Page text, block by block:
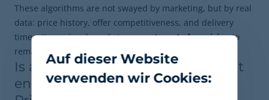
These algorithms are not swayed by marketing, but by real
data: price history, offer competitiveness, and delivery
times. It requires brands to useautomated repricingto
remain relevant.
Is applying an aggressive discount
enough to win the Buy Box on
Auf dieser Website
verwenden wir Cookies: